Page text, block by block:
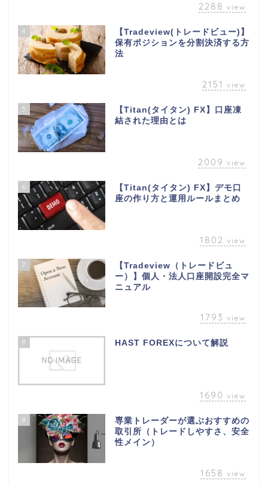
2288 view
4
【Tradeview(トレードビュー)】
保有ポジションを分割決済する方
法
2151 view
5
【Titan(タイタン) FX】口座凍
結された理由とは
2009 view
6
【Titan(タイタン) FX】デモ口
座の作り方と運用ルールまとめ
1802 view
7
【Tradeview（トレードビュ
ー）】個人・法人口座開設完全マ
ニュアル
1793 view
8 HAST FOREXについて解説
1690 view
9
専業トレーダーが選ぶおすすめの
取引所（トレードしやすさ、安全
性メイン）
1658 view